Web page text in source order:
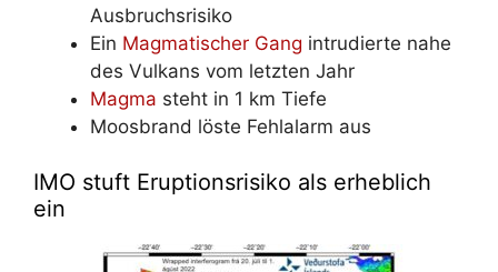
Ausbruchsrisiko
Ein Magmatischer Gang intrudierte nahe
des Vulkans vom letzten Jahr
Magma steht in 1 km Tiefe
Moosbrand löste Fehlalarm aus
IMO stuft Eruptionsrisiko als erheblich
ein